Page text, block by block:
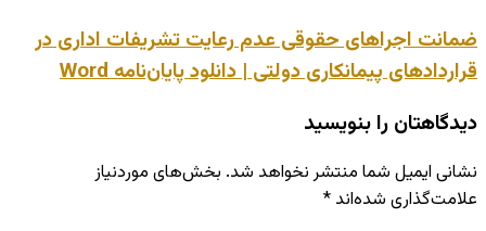
ضمانت اجراهای حقوقی عدم رعایت تشریفات اداری در
قراردادهای پیمانکاری دولتی | دانلود پایان‌نامه Word
دیدگاهتان را بنویسید
نشانی ایمیل شما منتشر نخواهد شد. بخش‌های موردنیاز
علامت‌گذاری شده‌اند *